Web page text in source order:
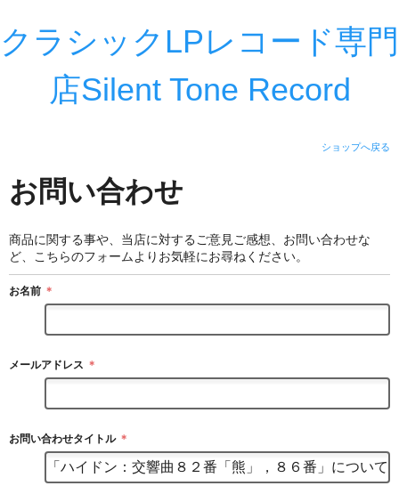
クラシックLPレコード専門
店Silent Tone Record
ショップへ戻る
お問い合わせ
商品に関する事や、当店に対するご意見ご感想、お問い合わせな
ど、こちらのフォームよりお気軽にお尋ねください。
お名前 ＊
メールアドレス ＊
お問い合わせタイトル ＊